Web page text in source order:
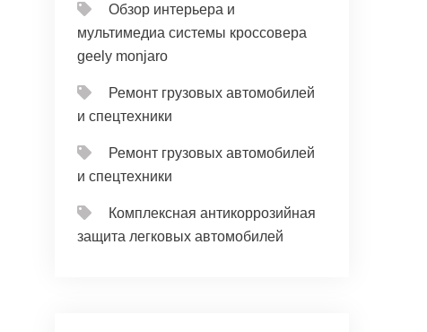
Обзор интерьера и
мультимедиа системы кроссовера
geely monjaro
Ремонт грузовых автомобилей
и спецтехники
Ремонт грузовых автомобилей
и спецтехники
Комплексная антикоррозийная
защита легковых автомобилей